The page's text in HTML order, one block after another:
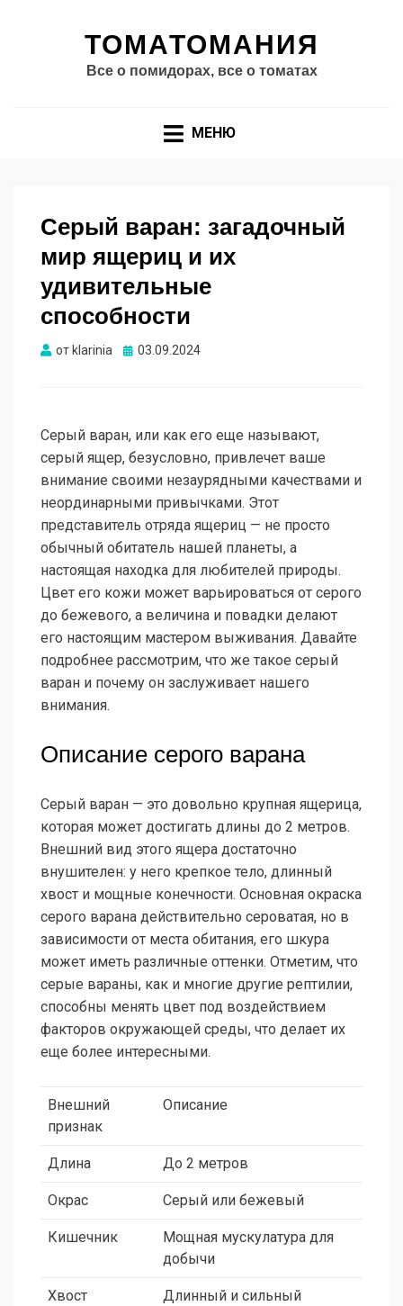
ТОМАТОМАНИЯ
Все о помидорах, все о томатах
МЕНЮ
Серый варан: загадочный
мир ящериц и их
удивительные
способности
от klarinia Опубликовано
03.09.2024
Серый варан, или как его еще называют,
серый ящер, безусловно, привлечет ваше
внимание своими незаурядными качествами и
неординарными привычками. Этот
представитель отряда ящериц — не просто
обычный обитатель нашей планеты, а
настоящая находка для любителей природы.
Цвет его кожи может варьироваться от серого
до бежевого, а величина и повадки делают
его настоящим мастером выживания. Давайте
подробнее рассмотрим, что же такое серый
варан и почему он заслуживает нашего
внимания.
Описание серого варана
Серый варан — это довольно крупная ящерица,
которая может достигать длины до 2 метров.
Внешний вид этого ящера достаточно
внушителен: у него крепкое тело, длинный
хвост и мощные конечности. Основная окраска
серого варана действительно сероватая, но в
зависимости от места обитания, его шкура
может иметь различные оттенки. Отметим, что
серые вараны, как и многие другие рептилии,
способны менять цвет под воздействием
факторов окружающей среды, что делает их
еще более интересными.
Внешний
признак
Описание
Длина До 2 метров
Окрас Серый или бежевый
Кишечник
Мощная мускулатура для
добычи
Хвост Длинный и сильный